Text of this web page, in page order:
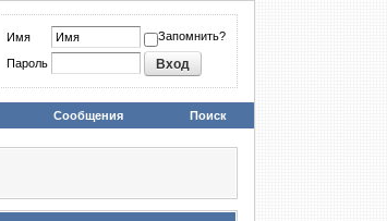
Имя Запомнить?
Пароль
Сообщения Поиск